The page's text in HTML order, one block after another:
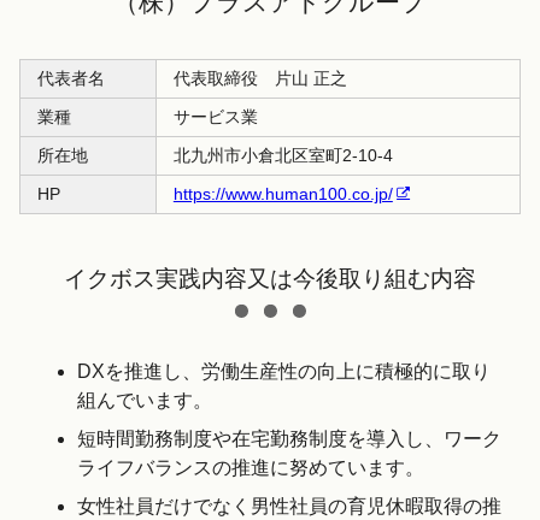
代表者名
代表取締役 片山 正之
業種
サービス業
所在地
北九州市小倉北区室町2-10-4
HP
https://www.human100.co.jp/
イクボス実践内容又は今後取り組む内容
DXを推進し、労働生産性の向上に積極的に取り
組んでいます。
短時間勤務制度や在宅勤務制度を導入し、ワーク
ライフバランスの推進に努めています。
女性社員だけでなく男性社員の育児休暇取得の推